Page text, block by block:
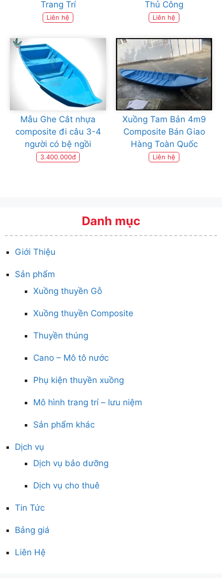
Trang Trí
Liên hệ
Thủ Công
Liên hệ
Mẫu Ghe Cắt nhựa
composite đi câu 3-4
người có bệ ngồi
3.400.000đ
Xuồng Tam Bản 4m9
Composite Bán Giao
Hàng Toàn Quốc
Liên hệ
Danh mục
Giới Thiệu
Sản phẩm
Xuồng thuyền Gỗ
Xuồng thuyền Composite
Thuyền thúng
Cano – Mô tô nước
Phụ kiện thuyền xuồng
Mô hình trang trí – lưu niệm
Sản phẩm khác
Dịch vụ
Dịch vụ bảo dưỡng
Dịch vụ cho thuê
Tin Tức
Bảng giá
Liên Hệ